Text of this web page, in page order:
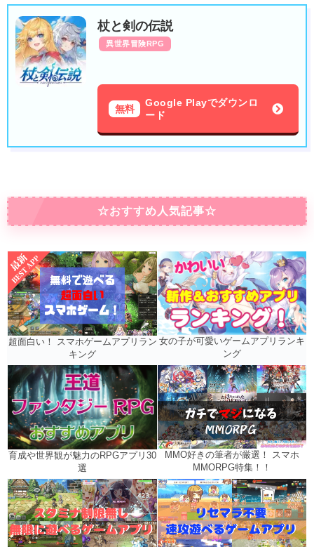
杖と剣の伝説
異世界冒険RPG
無料
Google Playでダウンロ
ード
☆おすすめ人気記事☆
超面白い！ スマホゲームアプリラン
キング
女の子が可愛いゲームアプリランキ
ング
育成や世界観が魅力のRPGアプリ30
選
MMO好きの筆者が厳選！ スマホ
MMORPG特集！！